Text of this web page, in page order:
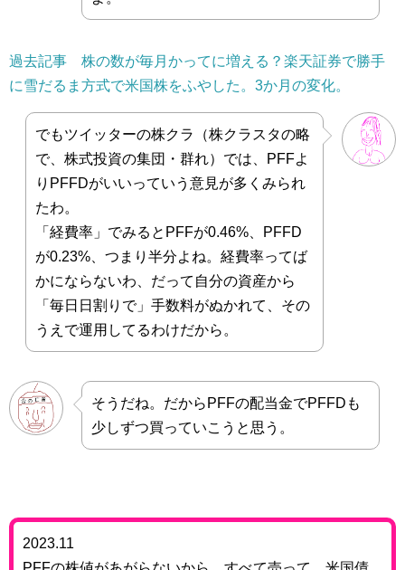
過去記事 株の数が毎月かってに増える？楽天証券で勝手
に雪だるま方式で米国株をふやした。3か月の変化。
でもツイッターの株クラ（株クラスタの略
で、株式投資の集団・群れ）では、PFFよ
りPFFDがいいっていう意見が多くみられ
たわ。
「経費率」でみるとPFFが0.46%、PFFD
が0.23%、つまり半分よね。経費率ってば
かにならないわ、だって自分の資産から
「毎日日割りで」手数料がぬかれて、その
うえで運用してるわけだから。
そうだね。だからPFFの配当金でPFFDも
少しずつ買っていこうと思う。
2023.11